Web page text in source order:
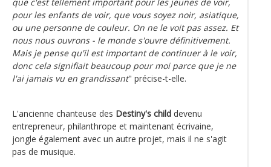
pour les enfants de voir, que vous soyez noir, asiatique,
ou une personne de couleur. On ne le voit pas assez. Et
nous nous ouvrons - le monde s'ouvre définitivement.
Mais je pense qu'il est important de continuer à le voir,
donc cela signifiait beaucoup pour moi parce que je ne
l'ai jamais vu en grandissant" précise-t-elle.
L'ancienne chanteuse des Destiny's child devenu
entrepreneur, philanthrope et maintenant écrivaine,
jongle également avec un autre projet, mais il ne s'agit
pas de musique.